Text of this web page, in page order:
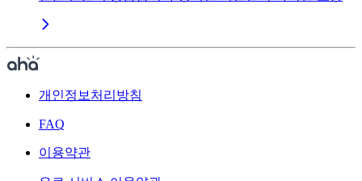
개인정보처리방침
FAQ
이용약관